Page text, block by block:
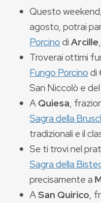
Questo
agosto, potrai
PorcinodiArcille
Troverai ottimi
Fungo Porcinodi
San Niccolò e
AQuiesa,
Sagra della
tradizionali e il
Se ti trovi nel
Sagra della
precisamente a
ASan Quirico,